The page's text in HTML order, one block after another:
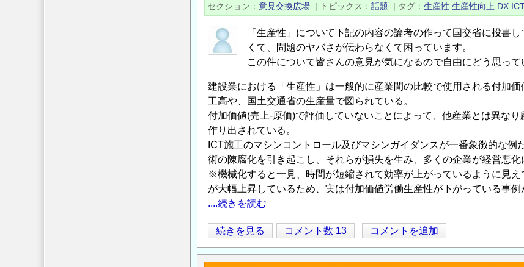
の
と
国
土
省
(建
設
業)
の
「生
産
性」
関
セクション
意見交換広場 | トピックス 話題 | タグ 生産性 生産性向上 DX
「生産性」について下記の内容の論考の作って国交省に投書
くて、問題のヤバさが伝わらなくて困っています。
この件について皆さんの意見が気になるので自由にどう思って
建設業における「生産性」は一般的に産業間の比較で使用される付加
工高や、国土交通省の生産量で図られている。
付加価値(売上-原価)で評価していないことによって、他産業とは異な
作り出されている。
ICT施工のマシンコントロール及びマシンガイダンスが一番象徴的な
術の陳腐化を引き起こし、それらが損失を⽣み、多くの企業が経営悪化
※機械化すると一見、時間が短縮されて効率が上がっているように見
が大幅上昇しているため、実は付加価値労働生産性が下がっている事例
....続きを読む
建
設
業
続きを見る コメント数 13 コメントを追加